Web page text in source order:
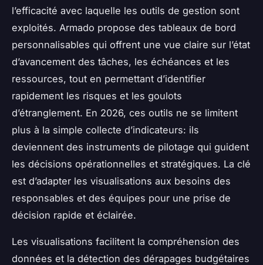
l’efficacité avec laquelle les outils de gestion sont
exploités. Armado propose des tableaux de bord
personnalisables qui offrent une vue claire sur l’état
d’avancement des tâches, les échéances et les
ressources, tout en permettant d’identifier
rapidement les risques et les goulots
d’étranglement. En 2026, ces outils ne se limitent
plus à la simple collecte d’indicateurs: ils
deviennent des instruments de pilotage qui guident
les décisions opérationnelles et stratégiques. La clé
est d’adapter les visualisations aux besoins des
responsables et des équipes pour une prise de
décision rapide et éclairée.
Les visualisations facilitent la compréhension des
données et la détection des dérapages budgétaires